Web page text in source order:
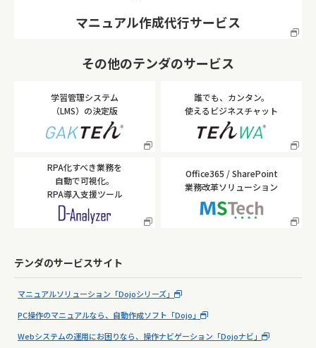
マニュアル作成代行サービス
その他のテンダのサービス
学習管理システム
（LMS）の決定版
誰でも、カンタン。
使えるビジネスチャット
RPA化すべき業務を
自動で可視化。
RPA導入支援ツール
Office365 / SharePoint
業務改革ソリューション
テンダのサービスサイト
マニュアルソリューション「Dojoシリーズ」
PC操作のマニュアルなら、自動作成ソフト「Dojo」
Webシステムの運用にお困りなら、操作ナビゲーション「Dojoナビ」